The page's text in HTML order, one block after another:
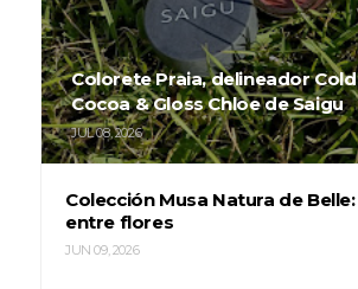
Colorete Praia, delineador Cold
Cocoa & Gloss Chloe de Saigu
JUL 08, 2026
Colección Musa Natura de Belle:
entre flores
JUN 09, 2026